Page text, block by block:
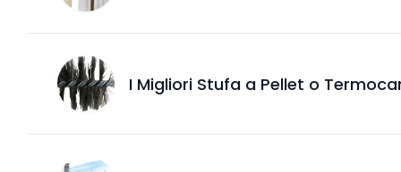
I Migliori Stufa a Pellet o